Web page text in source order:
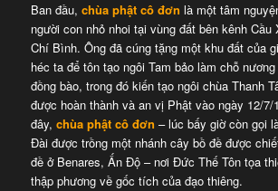
Ban đầu, chùa phật cô đơn là một tâm
người con nhỏ nhoi tại vùng đất bên kênh
Chí Bình. Ông đã cúng tặng một khu đất của
héc ta để tôn tạo ngôi Tam bảo làm chỗ
đồng bào, trong đó kiến tạo ngôi chùa Thanh
được hoàn thành và an vị Phật vào ngày 12/7/
đây, chùa phật cô đơn – lúc bấy giờ còn gọi
Đài được trồng một nhánh cây bồ đề được
đề ở Benares, Ấn Độ – nơi Đức Thế Tôn tọa
thập phương về gốc tích của đạo thiêng.